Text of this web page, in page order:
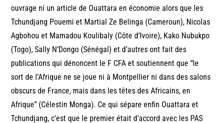
ouvrage ni un article de Ouattara en économie alors que les
Tchundjang Pouemi et Martial Ze Belinga (Cameroun), Nicolas
Agbohou et Mamadou Koulibaly (Côte d’Ivoire), Kako Nubukpo
(Togo), Sally N’Dongo (Sénégal) et d’autres ont fait des
publications qui dénoncent le F CFA et soutiennent que “le
sort de l’Afrique ne se joue ni à Montpellier ni dans des salons
obscurs de France, mais dans les têtes des Africains, en
Afrique” (Célestin Monga). Ce qui sépare enfin Ouattara et
Tchundjang, c’est que le premier était d’accord avec les PAS